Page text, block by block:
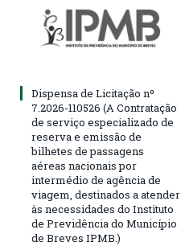
Dispensa de Licitação nº
7.2026-110526 (A Contratação
de serviço especializado de
reserva e emissão de
bilhetes de passagens
aéreas nacionais por
intermédio de agência de
viagem, destinados a atender
às necessidades do Instituto
de Previdência do Município
de Breves IPMB.)